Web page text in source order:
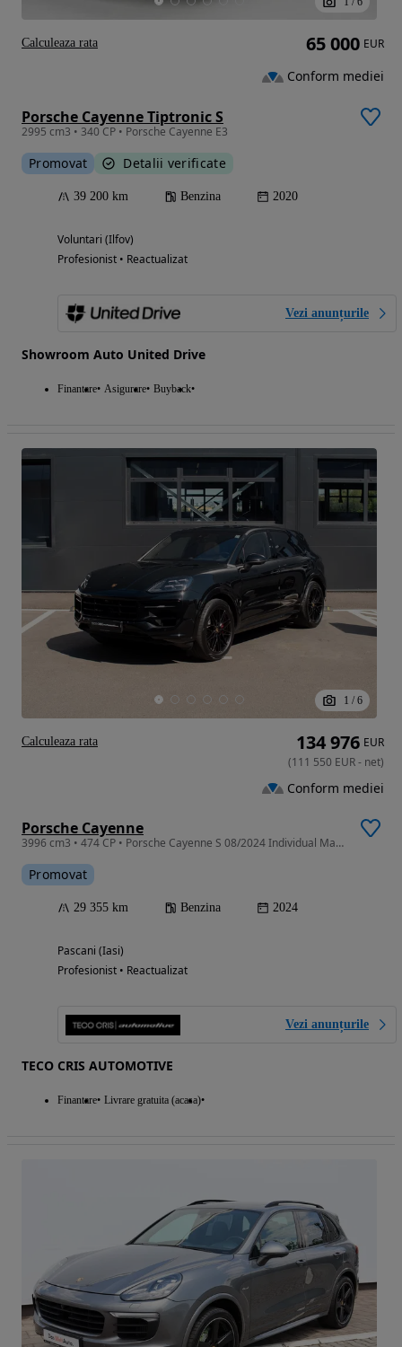
Porsche Cayenne Tiptronic S
2995 cm3 • 340 CP • Porsche Cayenne E3
Promovat Detalii verificate
39 200 km Benzina 2020
Voluntari (Ilfov)
Profesionist • Reactualizat
Vezi anunțurile
Showroom Auto United Drive
Finantare Asigurare Buyback
65 000 EUR
Conform mediei
Calculeaza rata
1 / 6
Porsche Cayenne
3996 cm3 • 474 CP • Porsche Cayenne S 08/2024 Individual Manufaktur - Tva/Leasing/Approved
Promovat
29 355 km Benzina 2024
Pascani (Iasi)
Profesionist • Reactualizat
Vezi anunțurile
TECO CRIS AUTOMOTIVE
Finantare Livrare gratuita (acasa)
134 976 EUR
(111 550 EUR- net)
Conform mediei
Calculeaza rata